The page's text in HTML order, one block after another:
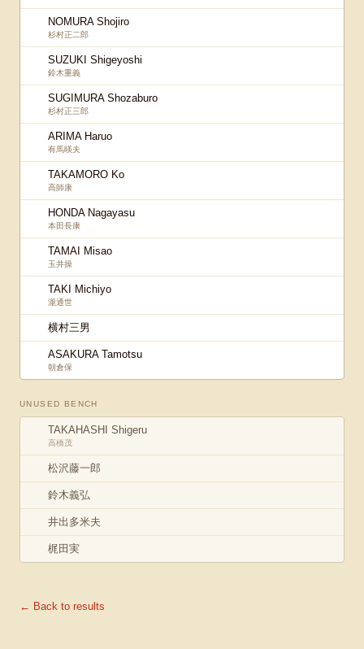
NOMURA Shojiro
杉村正二郎
SUZUKI Shigeyoshi
鈴木重義
SUGIMURA Shozaburo
杉村正三郎
ARIMA Haruo
有馬暎夫
TAKAMORO Ko
高師康
HONDA Nagayasu
本田長康
TAMAI Misao
玉井操
TAKI Michiyo
瀧通世
横村三男
ASAKURA Tamotsu
朝倉保
UNUSED BENCH
TAKAHASHI Shigeru
高橋茂
松沢藤一郎
鈴木義弘
井出多米夫
梶田実
← Back to results